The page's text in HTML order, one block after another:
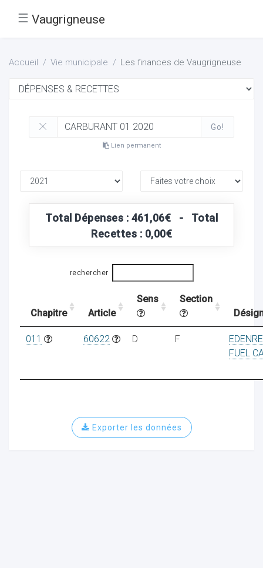
☰ Vaugrigneuse
Accueil Vie municipale Les finances de Vaugrigneuse
Go!
Lien permanent
Total Dépenses : 461,06€ - Total
Recettes : 0,00€
rechercher
Chapitre Article
Sens
Section
011 60622 D F
FUEL
Exporter les données